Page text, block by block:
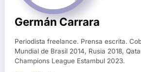
Germán Carrara
Periodista freelance. Prensa escrita.
Mundial de Brasil 2014, Rusia 2018,
Champions League Estambul 2023.